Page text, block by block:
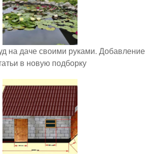
на даче своими руками. Добавление
в новую подборку